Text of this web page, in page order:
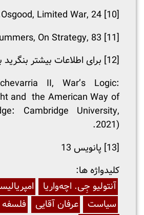
[10]
[11]
[12]
برای اطلاعات بیشتر بنگرید
II, War’s Logic:
and the American Way of
Cambridge University,
2021).
[13]
پانویس 13
:کلیدواژه ها
آنتولیو جِی. اچه‌واریا
سیاست
عرفان آقایی